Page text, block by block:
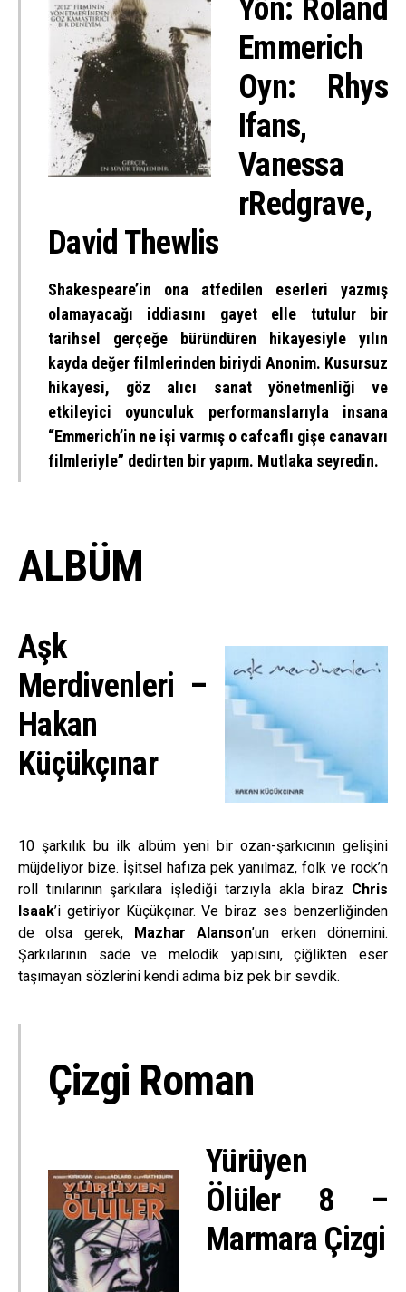
Yön: Roland
Emmerich
Oyn: Rhys
Ifans,
Vanessa
rRedgrave,
David Thewlis
Shakespeare’in ona atfedilen eserleri yazmış
olamayacağı iddiasını gayet elle tutulur bir
tarihsel gerçeğe büründüren hikayesiyle yılın
kayda değer filmlerinden biriydi Anonim. Kusursuz
hikayesi, göz alıcı sanat yönetmenliği ve
etkileyici oyunculuk performanslarıyla insana
“Emmerich’in ne işi varmış o cafcaflı gişe canavarı
filmleriyle” dedirten bir yapım. Mutlaka seyredin.
ALBÜM
Aşk
Merdivenleri –
Hakan
Küçükçınar
10 şarkılık bu ilk albüm yeni bir ozan-şarkıcının gelişini
müjdeliyor bize. İşitsel hafıza pek yanılmaz, folk ve rock’n
roll tınılarının şarkılara işlediği tarzıyla akla biraz Chris
Isaak’i getiriyor Küçükçınar. Ve biraz ses benzerliğinden
de olsa gerek,
Mazhar Alanson’un erken dönemini.
Şarkılarının sade ve melodik yapısını, çiğlikten eser
taşımayan sözlerini kendi adıma biz pek bir sevdik.
Çizgi Roman
Yürüyen
Ölüler 8 –
Marmara Çizgi